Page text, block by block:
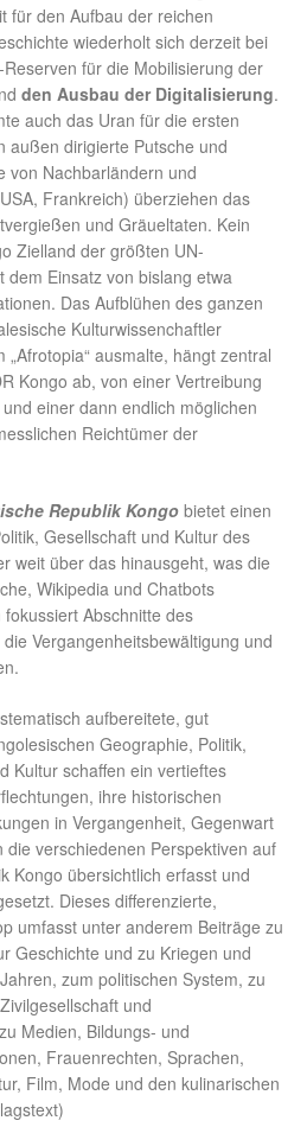
für den Aufbau der reichen
wiederholt sich derzeit bei
für die Mobilisierung der
den Ausbau der Digitalisierung.
auch das Uran für die ersten
außen dirigierte Putsche und
von Nachbarländern und
Frankreich) überziehen das
und Gräueltaten. Kein
Zielland der größten UN-
dem Einsatz von bislang etwa
Das Aufblühen des ganzen
Kulturwissenchaftler
„Afrotopia“ ausmalte, hängt zentral
Kongo ab, von einer Vertreibung
einer dann endlich möglichen
Reichtümer der
Republik Kongo bietet einen
Gesellschaft und Kultur des
weit über das hinausgeht, was die
Wikipedia und Chatbots
Abschnitte des
Vergangenheitsbewältigung und
aufbereitete, gut
Geographie, Politik,
Kultur schaffen ein vertieftes
ihre historischen
in Vergangenheit, Gegenwart
verschiedenen Perspektiven auf
Kongo übersichtlich erfasst und
Dieses differenzierte,
umfasst unter anderem Beiträge zu
Geschichte und zu Kriegen und
zum politischen System, zu
und
Medien, Bildungs- und
Frauenrechten, Sprachen,
Film, Mode und den kulinarischen